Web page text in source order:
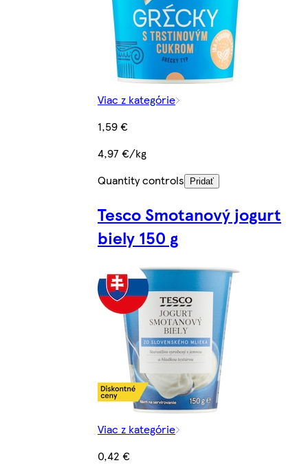
Viac z kategórie
1,59 €
4,97 €/kg
Quantity controls
Pridať
Tesco Smotanový jogurt
biely 150 g
Viac z kategórie
0,42 €